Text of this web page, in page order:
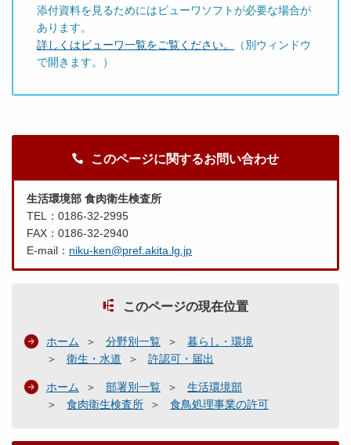
添付資料を見るためにはビューワソフトが必要な場合が
あります。
詳しくはビューワ一覧をご覧ください。
（別ウィンドウ
で開きます。）
このページに関するお問い合わせ
生活環境部 食肉衛生検査所
TEL：0186-32-2995
FAX：0186-32-2940
E-mail： niku-ken@pref.akita.lg.jp
このページの現在位置
ホーム 分野別一覧
暮らし・環境
衛生・水道
許認可・届出
ホーム 部署別一覧
生活環境部
食肉衛生検査所
食鳥処理事業の許可